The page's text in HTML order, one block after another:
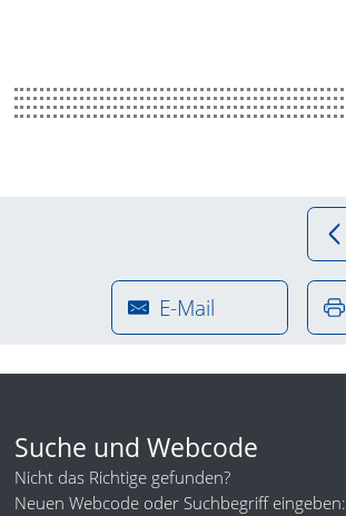
E-Mail
Suche und Webcode
Nicht das Richtige gefunden?
Neuen Webcode oder Suchbegriff eingeben: